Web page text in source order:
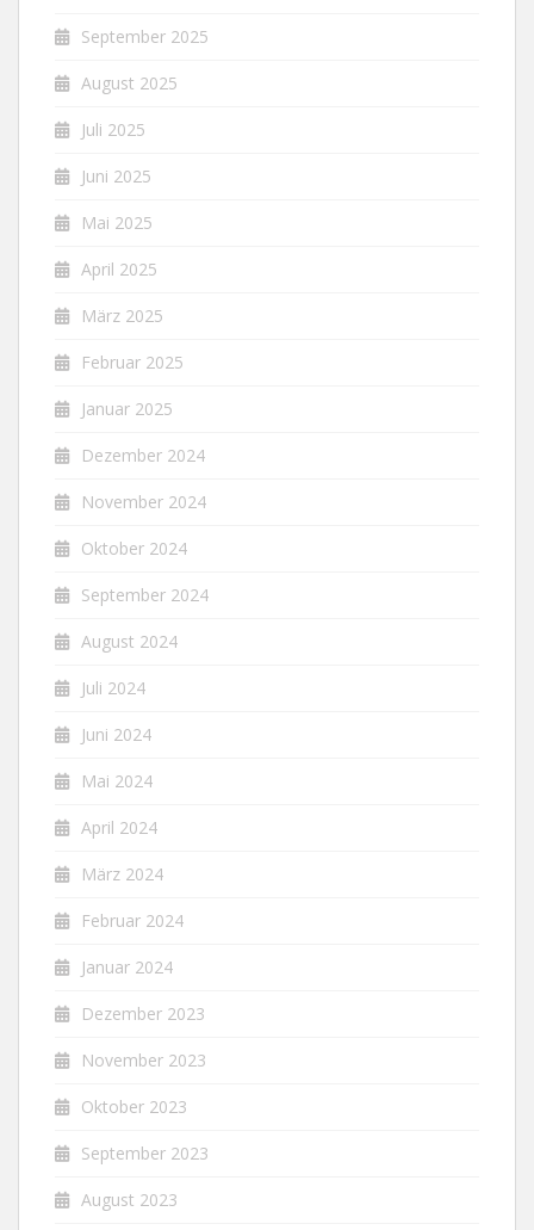
September 2025
August 2025
Juli 2025
Juni 2025
Mai 2025
April 2025
März 2025
Februar 2025
Januar 2025
Dezember 2024
November 2024
Oktober 2024
September 2024
August 2024
Juli 2024
Juni 2024
Mai 2024
April 2024
März 2024
Februar 2024
Januar 2024
Dezember 2023
November 2023
Oktober 2023
September 2023
August 2023